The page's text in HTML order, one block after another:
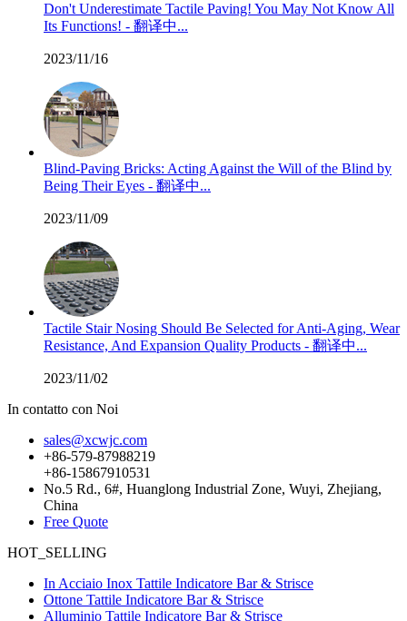
Don't Underestimate Tactile Paving! You May Not Know All
Its Functions! - 翻译中...
2023/11/16
Blind-Paving Bricks: Acting Against the Will of the Blind by
Being Their Eyes - 翻译中...
2023/11/09
Tactile Stair Nosing Should Be Selected for Anti-Aging, Wear
Resistance, And Expansion Quality Products - 翻译中...
2023/11/02
In contatto con Noi
sales@xcwjc.com
+86-579-87988219
+86-15867910531
No.5 Rd., 6#, Huanglong Industrial Zone, Wuyi, Zhejiang,
China
Free Quote
HOT_SELLING
In Acciaio Inox Tattile Indicatore Bar & Strisce
Ottone Tattile Indicatore Bar & Strisce
Alluminio Tattile Indicatore Bar & Strisce